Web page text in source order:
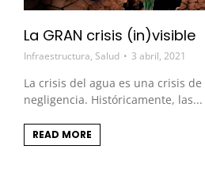
La GRAN crisis (in)visible
Infraestructura, Salud 3 abril, 2021
La crisis del agua es una crisis
negligencia. Históricamente, las...
READ MORE